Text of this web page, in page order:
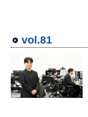
vol.81